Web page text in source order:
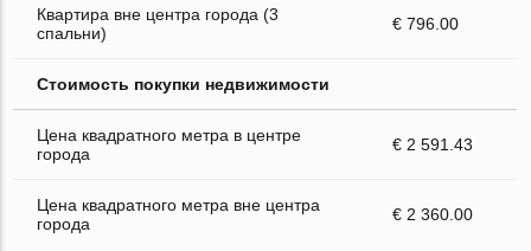
Квартира вне центра города (3
спальни)
€ 796.00
Стоимость покупки недвижимости
Цена квадратного метра в центре
города
€ 2 591.43
Цена квадратного метра вне центра
города
€ 2 360.00